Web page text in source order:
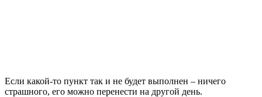
Если какой-то пункт так и не будет выполнен – ничего
страшного, его можно перенести на другой день.